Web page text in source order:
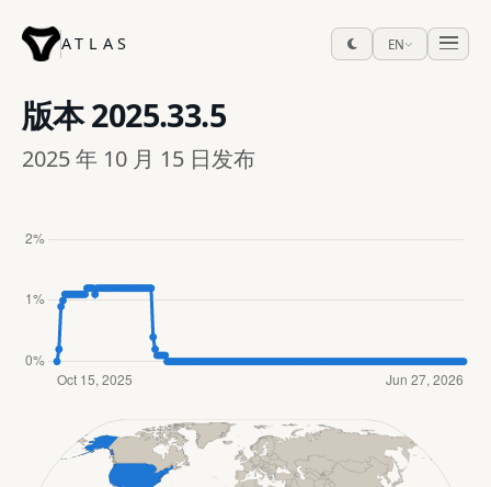
ATLAS EN
版本2025.33.5
2025 年 10 月 15 日发布